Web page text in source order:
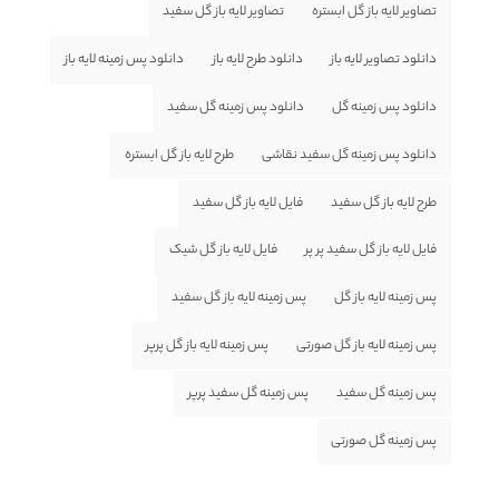
تصاویر لایه باز گل ابستره تصاویر لایه باز گل سفید
دانلود تصاویر لایه باز دانلود طرح لایه باز دانلود پس زمینه لایه باز
دانلود پس زمینه گل دانلود پس زمینه گل سفید
دانلود پس زمینه گل سفید نقاشی طرح لایه باز گل ابستره
طرح لایه باز گل سفید فایل لایه باز گل سفید
فایل لایه باز گل سفید پر پر فایل لایه باز گل شیک
پس زمینه لایه باز گل پس زمینه لایه باز گل سفید
پس زمینه لایه باز گل صورتی پس زمینه لایه باز گل پرپر
پس زمینه گل سفید پس زمینه گل سفید پرپر
پس زمینه گل صورتی